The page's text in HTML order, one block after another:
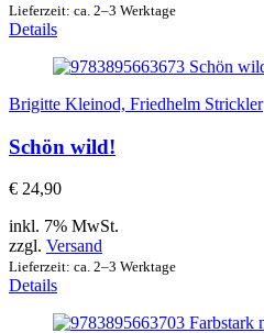
Lieferzeit: ca. 2–3 Werktage
Details
Brigitte Kleinod, Friedhelm Strickler
Schön wild!
€ 24,90
inkl. 7% MwSt.
zzgl. Versand
Lieferzeit: ca. 2–3 Werktage
Details